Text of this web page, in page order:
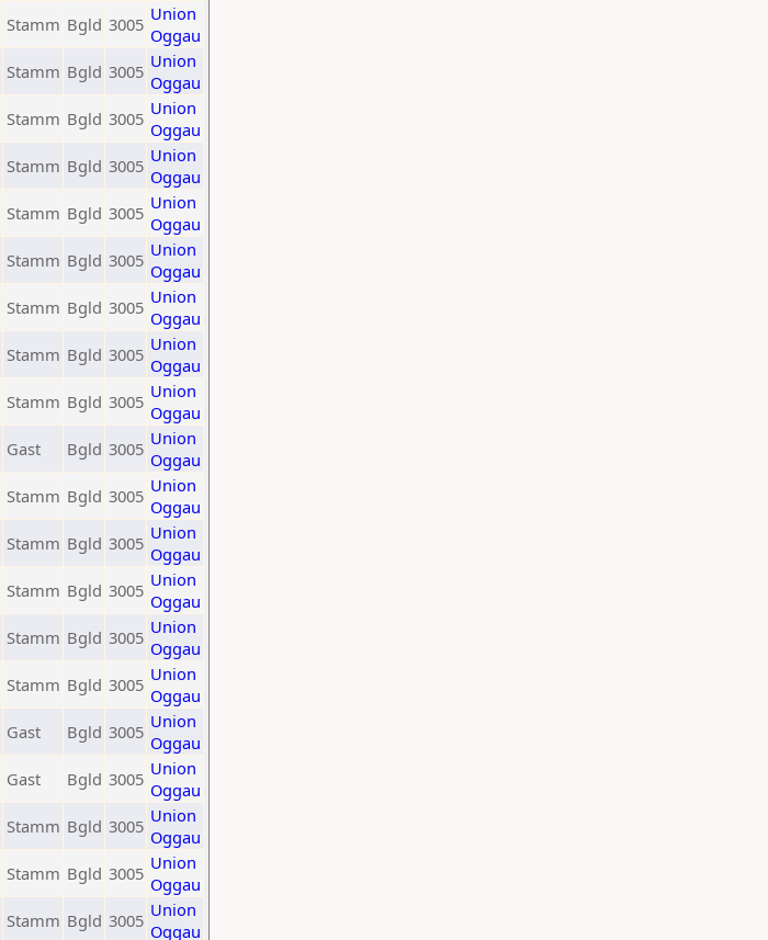
Stamm Bgld 3005 Union
Oggau
Stamm Bgld 3005 Union
Oggau
Stamm Bgld 3005 Union
Oggau
Stamm Bgld 3005 Union
Oggau
Stamm Bgld 3005 Union
Oggau
Stamm Bgld 3005 Union
Oggau
Stamm Bgld 3005 Union
Oggau
Stamm Bgld 3005 Union
Oggau
Stamm Bgld 3005 Union
Oggau
Gast Bgld 3005 Union
Oggau
Stamm Bgld 3005 Union
Oggau
Stamm Bgld 3005 Union
Oggau
Stamm Bgld 3005 Union
Oggau
Stamm Bgld 3005 Union
Oggau
Stamm Bgld 3005 Union
Oggau
Gast Bgld 3005 Union
Oggau
Gast Bgld 3005 Union
Oggau
Stamm Bgld 3005 Union
Oggau
Stamm Bgld 3005 Union
Oggau
Stamm Bgld 3005 Union
Oggau